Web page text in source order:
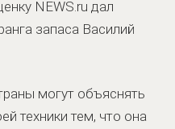
NEWS.ru дал
запаса Василий
могут объяснять
техники тем, что она